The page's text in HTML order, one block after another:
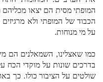
המופתי מסית הם יצאו
הכבוד של המופתי ולא
על מי מנוחות.
כמו שאצלינו, השמאלנים הם
בדרכים שונות על מוקדי הכח
שולטים על הציבור כולו. כך